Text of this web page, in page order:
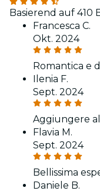
Basierend auf 410
Francesca C.
Okt. 2024
Romantica e
Ilenia F.
Sept. 2024
Aggiungere
Flavia M.
Sept. 2024
Bellissima
Daniele B.